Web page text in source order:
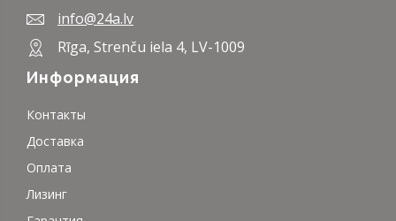
info@24a.lv
Rīga, Strenču iela 4, LV-1009
Информация
Контакты
Доставка
Оплата
Лизинг